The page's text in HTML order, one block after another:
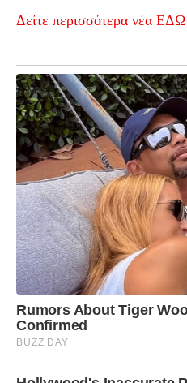
Δείτε περισσότερα νέα ΕΔΩ